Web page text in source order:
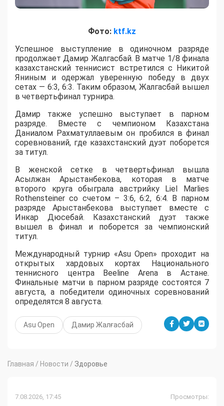
Фото: ktf.kz
Успешное выступление в одиночном разряде
продолжает Дамир Жалгасбай. В матче 1/8 финала
казахстанский теннисист встретился с Никитой
Яниным и одержал уверенную победу в двух
сетах — 6:3, 6:3. Таким образом, Жалгасбай вышел
в четвертьфинал турнира.
Дамир также успешно выступает в парном
разряде. Вместе с чемпионом Казахстана
Даниалом Рахматуллаевым он пробился в финал
соревнований, где казахстанский дуэт поборется
за титул.
В женской сетке в четвертьфинал вышла
Асылжан Арыстанбекова, которая в матче
второго круга обыграла австрийку Liel Marlies
Rothensteiner со счетом – 3:6, 6:2, 6:4. В парном
разряде Арыстанбекова выступает вместе с
Инкар Дюсебай. Казахстанский дуэт также
вышел в финал и поборется за чемпионский
титул.
Международный турнир «Asu Open» проходит на
открытых хардовых кортах Национального
теннисного центра Beeline Arena в Астане.
Финальные матчи в парном разряде состоятся 7
августа, а победители одиночных соревнований
определятся 8 августа.
Asu Open Дамир Жалғасбай
Главная / Новости / Здоровье
7.08.2026, 17:45 Просмотры: